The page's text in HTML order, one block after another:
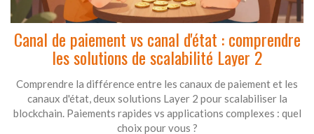
Canal de paiement vs canal d'état : comprendre
les solutions de scalabilité Layer 2
Comprendre la différence entre les canaux de paiement et les
canaux d'état, deux solutions Layer 2 pour scalabiliser la
blockchain. Paiements rapides vs applications complexes : quel
choix pour vous ?